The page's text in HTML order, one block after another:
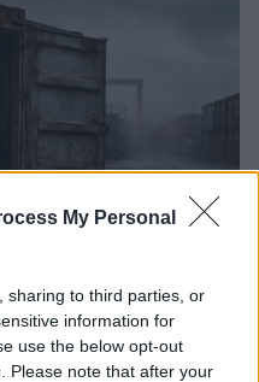
My Personal
sharing to third parties, or
information for
use the below opt-out
Please note that after your
motori in container